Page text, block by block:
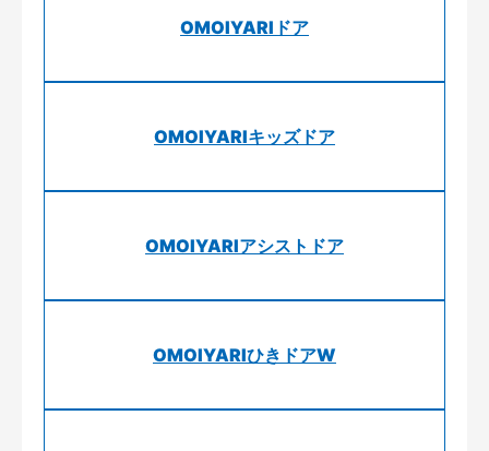
OMOIYARIドア
OMOIYARIキッズドア
OMOIYARIアシストドア
OMOIYARIひきドアW